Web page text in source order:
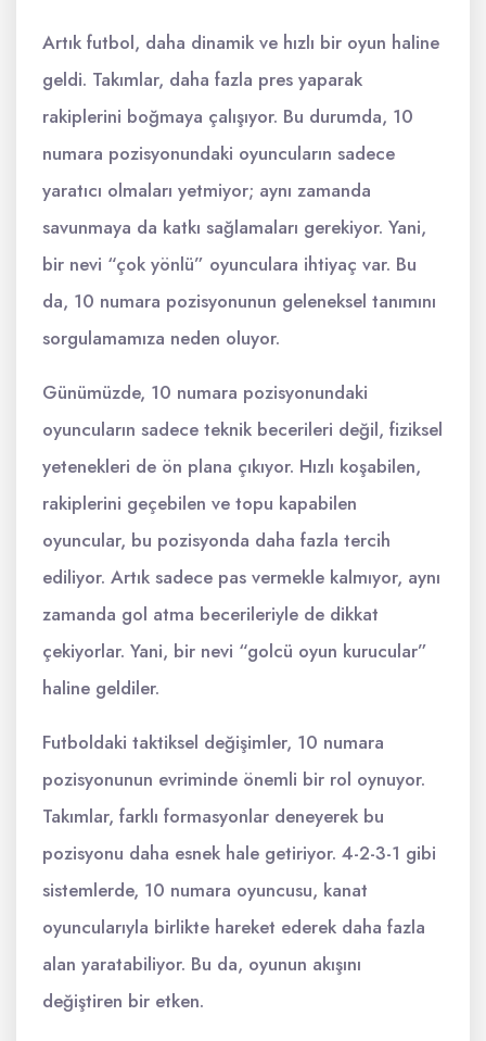
Artık futbol, daha dinamik ve hızlı bir oyun haline
geldi. Takımlar, daha fazla pres yaparak
rakiplerini boğmaya çalışıyor. Bu durumda, 10
numara pozisyonundaki oyuncuların sadece
yaratıcı olmaları yetmiyor; aynı zamanda
savunmaya da katkı sağlamaları gerekiyor. Yani,
bir nevi “çok yönlü” oyunculara ihtiyaç var. Bu
da, 10 numara pozisyonunun geleneksel tanımını
sorgulamamıza neden oluyor.
Günümüzde, 10 numara pozisyonundaki
oyuncuların sadece teknik becerileri değil, fiziksel
yetenekleri de ön plana çıkıyor. Hızlı koşabilen,
rakiplerini geçebilen ve topu kapabilen
oyuncular, bu pozisyonda daha fazla tercih
ediliyor. Artık sadece pas vermekle kalmıyor, aynı
zamanda gol atma becerileriyle de dikkat
çekiyorlar. Yani, bir nevi “golcü oyun kurucular”
haline geldiler.
Futboldaki taktiksel değişimler, 10 numara
pozisyonunun evriminde önemli bir rol oynuyor.
Takımlar, farklı formasyonlar deneyerek bu
pozisyonu daha esnek hale getiriyor. 4-2-3-1 gibi
sistemlerde, 10 numara oyuncusu, kanat
oyuncularıyla birlikte hareket ederek daha fazla
alan yaratabiliyor. Bu da, oyunun akışını
değiştiren bir etken.